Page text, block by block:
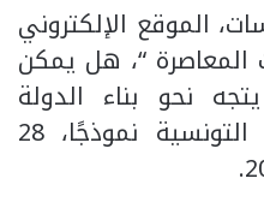
الموقع الإلكتروني
المعاصرة “، هل يمكن
نحو بناء الدولة
الوطنية؟ حركة النهضة التونسية نموذجًا، 28